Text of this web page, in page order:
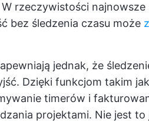
rzeczywistości
bez śledzenia czasu może
jednak, że
Dzięki funkcjom takim
timerów i
projektami. Nie jest